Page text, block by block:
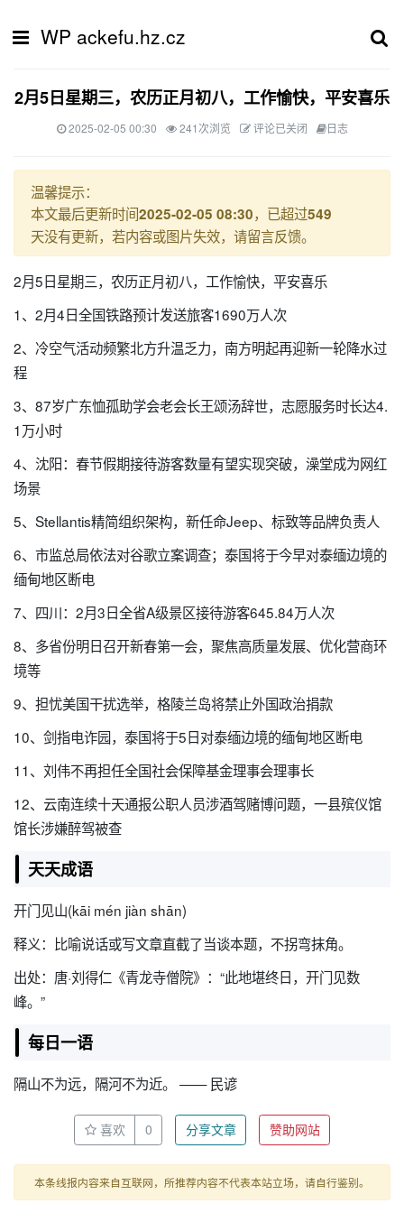
WP ackefu.hz.cz
2月5日星期三，农历正月初八，工作愉快，平安喜乐
2025-02-05 00:30 241次浏览 评论已关闭 日志
温馨提示：
本文最后更新时间2025-02-05 08:30，已超过549
天没有更新，若内容或图片失效，请留言反馈。
2月5日星期三，农历正月初八，工作愉快，平安喜乐
1、2月4日全国铁路预计发送旅客1690万人次
2、冷空气活动频繁北方升温乏力，南方明起再迎新一轮降水过
程
3、87岁广东恤孤助学会老会长王颂汤辞世，志愿服务时长达4.
1万小时
4、沈阳：春节假期接待游客数量有望实现突破，澡堂成为网红
场景
5、Stellantis精简组织架构，新任命Jeep、标致等品牌负责人
6、市监总局依法对谷歌立案调查；泰国将于今早对泰缅边境的
缅甸地区断电
7、四川：2月3日全省A级景区接待游客645.84万人次
8、多省份明日召开新春第一会，聚焦高质量发展、优化营商环
境等
9、担忧美国干扰选举，格陵兰岛将禁止外国政治捐款
10、剑指电诈园，泰国将于5日对泰缅边境的缅甸地区断电
11、刘伟不再担任全国社会保障基金理事会理事长
12、云南连续十天通报公职人员涉酒驾赌博问题，一县殡仪馆
馆长涉嫌醉驾被查
天天成语
开门见山(kāi mén jiàn shān)
释义：比喻说话或写文章直截了当谈本题，不拐弯抹角。
出处：唐·刘得仁《青龙寺僧院》：“此地堪终日，开门见数
峰。”
每日一语
隔山不为远，隔河不为近。 —— 民谚
喜欢 0 分享文章 赞助网站
本条线报内容来自互联网，所推荐内容不代表本站立场，请自行鉴别。